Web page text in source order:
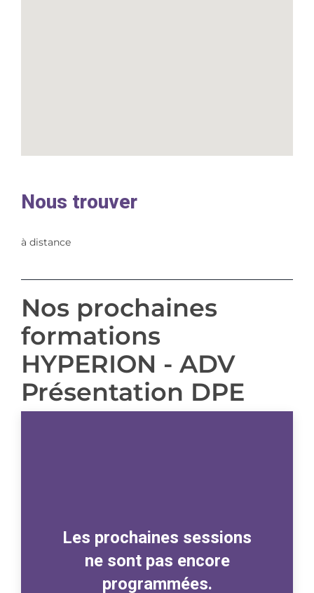
Nous trouver
à distance
Nos prochaines
formations
HYPERION - ADV
Présentation DPE
Les prochaines sessions
ne sont pas encore
programmées.